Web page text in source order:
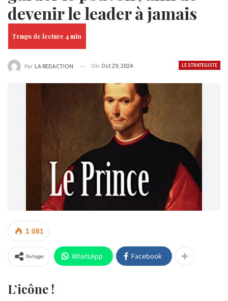
devenir le leader à jamais
LE STRATEGISTE
Par LA REDACTION On Oct 29, 2024
1 081
Partager WhatsApp Facebook
L’icône !